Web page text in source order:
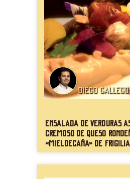
Ensalada de verduras
cremoso de queso
«mieldecaña» de